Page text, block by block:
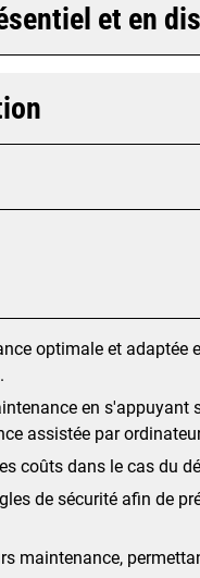
et en
optimale et
en
assistée par
coûts dans le cas du
de sécurité afin de
maintenance,